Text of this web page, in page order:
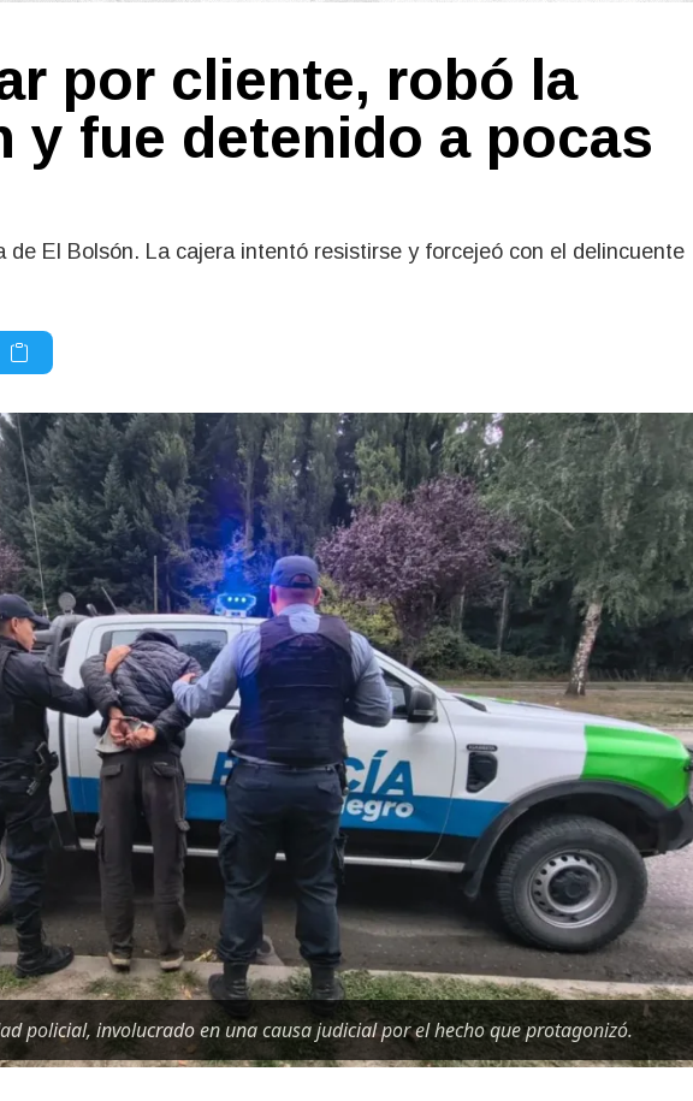
por cliente, robó la
y fue detenido a pocas
de El Bolsón. La cajera intentó resistirse y forcejeó con el delincuente
policial, involucrado en una causa judicial por el hecho que protagonizó.